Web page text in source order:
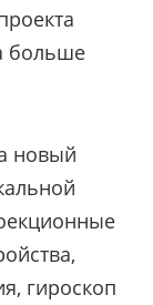
больше
новый
гироскоп